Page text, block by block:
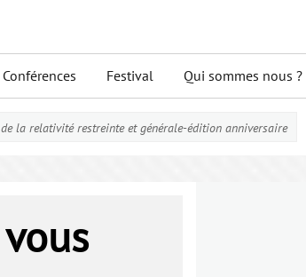
Conférences Festival Qui sommes nous ?
la relativité restreinte et générale-édition anniversaire